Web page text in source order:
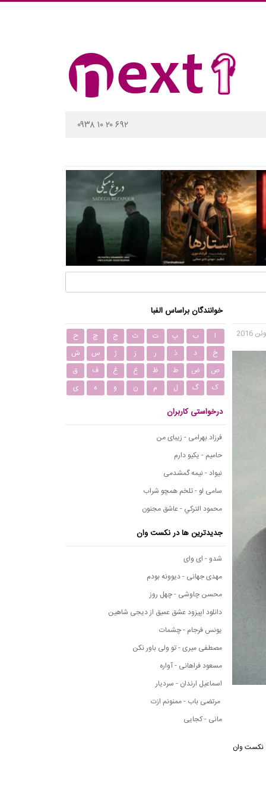
۰۹۳۸ ۱۰ ۲۰ ۶۹۲
نکست وان
خوانندگان براساس الفبا
ا ب پ ت ث ج چ
ح
خ
د ذ ر ز ژ س
ش
ص
ض ط ظ ع غ ف
ق
ک
گ ل م ن و ه ی
درخواستی کاربران
فرزاد بهرامی - زیبای من
حامیم - یکیو دارم
نیواد - نیمه گمشدمی
سامی لو - تلخم همچو شراب
محمود التركي - عاشق مجنون
جدیدترین ها در نکست وان
شدو - ای وای
مهدی جهانی - دیوونه بودم
محسن چاوشی - چهل روز
دانلود اپیزود عشق عمیق از دیجی شاهین
یونس فرجام - چشمات
مصطفی میری - تو ولی باور نکن
مسعود فراهانی - آواره
اسماعیل ارندان - سردیار
مرتضی باب - ممنونم ازت
مانی - کجایی